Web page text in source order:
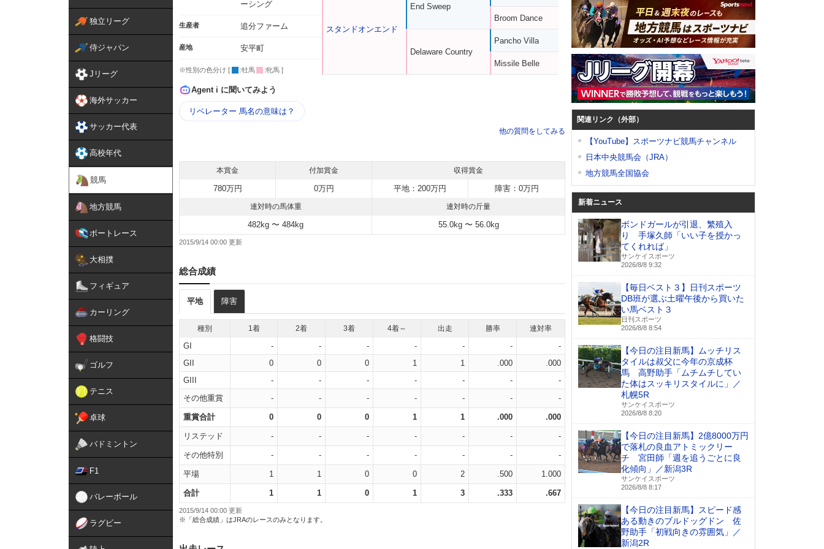
独立リーグ
侍ジャパン
Jリーグ
海外サッカー
サッカー代表
高校年代
競馬
地方競馬
ボートレース
大相撲
フィギュア
カーリング
格闘技
ゴルフ
テニス
卓球
バドミントン
F1
バレーボール
ラグビー
ーシング
生産者 追分ファーム
産地 安平町
※性別の色分け [ :牡馬 :牝馬 ]
スタンドオンエンド
End Sweep
Delaware Country
Broom Dance
Pancho Villa
Missile Belle
Agent i に聞いてみよう
リベレーター 馬名の意味は？
他の質問をしてみる
本賞金 付加賞金 収得賞金
780万円 0万円 平地：200万円 障害：0万円
連対時の馬体重 連対時の斤量
482kg 〜 484kg 55.0kg 〜 56.0kg
2015/9/14 00:00
総合成績
平地 障害
種別 1着 2着 3着 4着～ 出走 勝率 連対率
GI - - - - - -
-
GII
0 0 0 1 1 .000
.000
GIII
- - - - - -
-
その他重賞
- - - - - - -
重賞合計 0 0 0 1 1 .000 .000
リステッド - - - - - - -
その他特別 - - - - - - -
平場 1 1 0 0 2 .500 1.000
合計 1 1 0 1 3 .333 .667
2015/9/14 00:00 更新
※「総合成績」はJRAのレースのみとなります。
関連リンク（外部）
【YouTube】スポーツナビ競馬チャンネル
日本中央競馬会（JRA）
地方競馬全国協会
新着ニュース
ボンドガールが引退、繁殖入
り 手塚久師「いい子を授かっ
てくれれば」
サンケイスポーツ
2026/8/8 9:32
【毎日ベスト３】日刊スポーツ
DB班が選ぶ土曜午後から買いた
い馬ベスト３
日刊スポーツ
2026/8/8 8:54
【今日の注目新馬】ムッチリス
タイルは叔父に今年の京成杯
馬 高野助手「ムチムチしてい
た体はスッキリスタイルに」／
札幌5R
サンケイスポーツ
2026/8/8 8:20
【今日の注目新馬】2億8000万円
で落札の良血アトミックリー
チ 宮田師「週を追うごとに良
化傾向」／新潟3R
サンケイスポーツ
2026/8/8 8:17
【今日の注目新馬】スピード感
ある動きのブルドッグドン 佐
野助手「初戦向きの雰囲気」／
新潟2R